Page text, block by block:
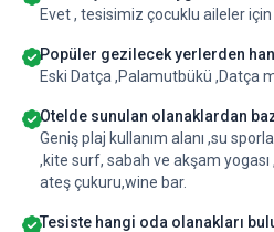
Evet , tesisimiz çocuklu aileler için
Popüler gezilecek yerlerden
Eski Datça ,Palamutbükü ,Datça
Otelde sunulan olanaklardan
Geniş plaj kullanım alanı ,su
,kite surf, sabah ve akşam yogası
ateş çukuru,wine bar.
Tesiste hangi oda olanakları